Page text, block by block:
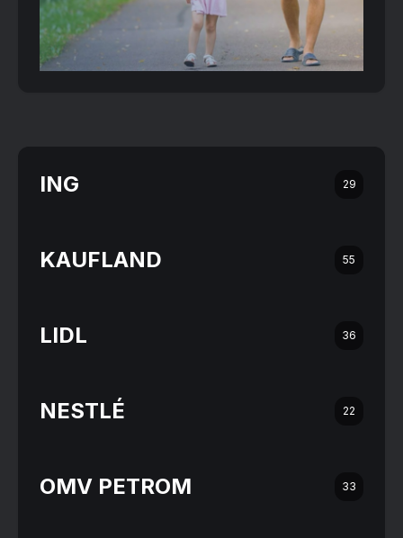
ING 29
KAUFLAND 55
LIDL 36
NESTLÉ 22
OMV PETROM 33